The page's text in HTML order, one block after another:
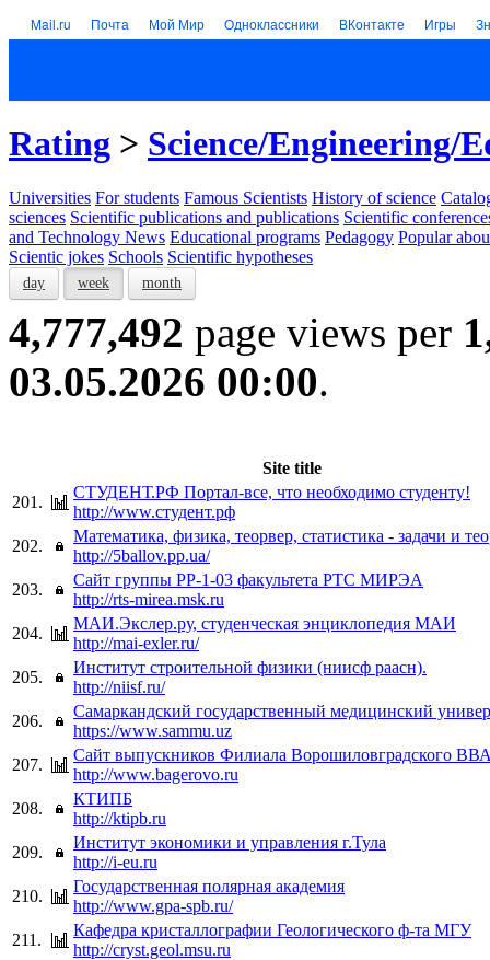
Mail.ru Почта Мой Мир Одноклассники ВКонтакте Игры
Rating > Science/Engineering/
Universities For students Famous Scientists History of science
sciences Scientific publications and publications Scientific
and Technology News Educational programs Pedagogy Popular
Scientic jokes Schools Scientific hypotheses
day week month
4,777,492 page views per
03.05.2026 00:00.
Site title
201.
СТУДЕНТ.РФ Портал-все, что необходимо студенту!
http://www.студент.рф
202.
Математика, физика, теорвер, статистика - задачи и
http://5ballov.pp.ua/
203.
Сайт группы РР-1-03 факультета РТС МИРЭА
http://rts-mirea.msk.ru
204.
МАИ.Экслер.ру, студенческая энциклопедия МАИ
http://mai-exler.ru/
205.
Институт строительной физики (ниисф раасн).
http://niisf.ru/
206.
Самаркандский государственный медицинский
https://www.sammu.uz
207.
Сайт выпускников Филиала Ворошиловградского
http://www.bagerovo.ru
208.
КТИПБ
http://ktipb.ru
209.
Институт экономики и управления г.Тула
http://i-eu.ru
210.
Государственная полярная академия
http://www.gpa-spb.ru/
211.
Кафедра кристаллографии Геологического ф-та МГУ
http://cryst.geol.msu.ru